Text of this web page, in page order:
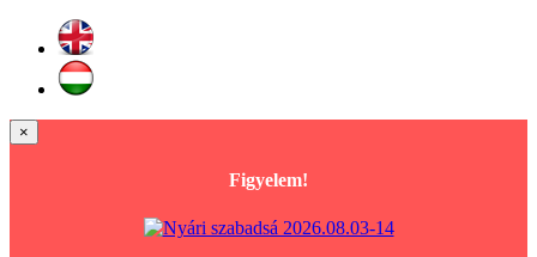
×
Figyelem!